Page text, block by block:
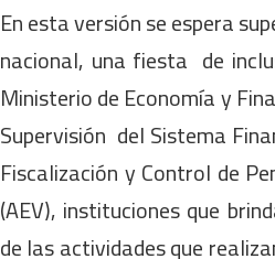
En esta versión se espera
nacional, una fiesta de
Ministerio de Economía y
Supervisión del Sistema
Fiscalización y Control de
(AEV), instituciones que
de las actividades que